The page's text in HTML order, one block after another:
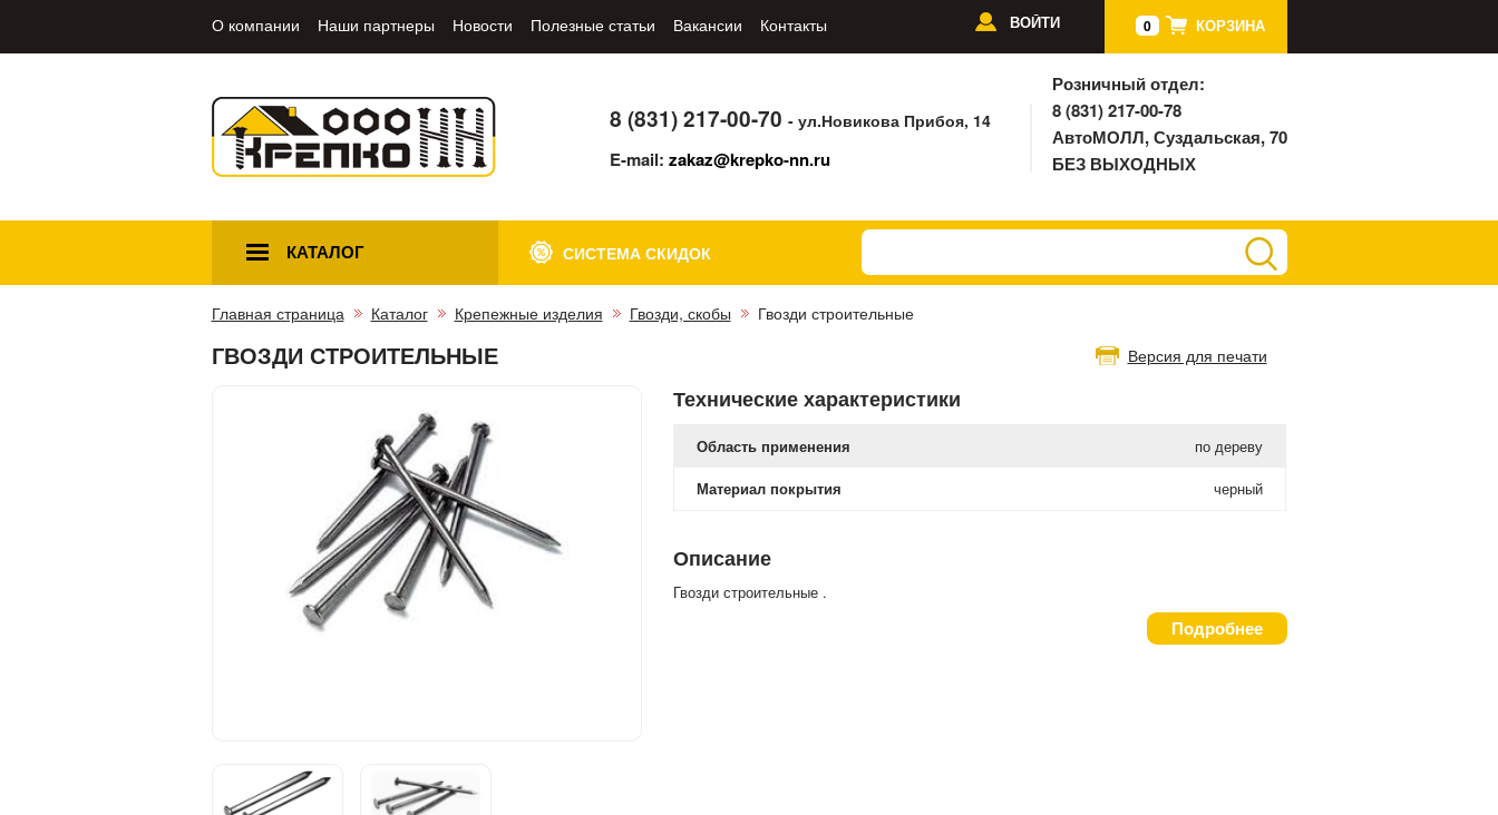
О компании Наши партнеры Новости Полезные статьи Вакансии Контакты 0 КОРЗИНА
ВОЙТИ
8 (831) 217-00-70- ул.Новикова Прибоя, 14
E-mail:zakaz@krepko-nn.ru
Розничный отдел:
8 (831) 217-00-78
АвтоМОЛЛ, Суздальская, 70
БЕЗ ВЫХОДНЫХ
КАТАЛОГ СИСТЕМА СКИДОК
Главная страница Каталог Крепежные изделия Гвозди, скобы
Гвозди строительные
Версия для печати
ГВОЗДИ СТРОИТЕЛЬНЫЕ
Технические характеристики
Область применения
по дереву
Материал покрытия
черный
Описание
Гвозди строительные .
Подробнее